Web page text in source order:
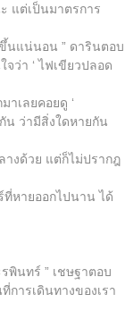
แต่เป็นมาตรการ
ขึ้นแน่นอน ” ดารินตอบ
ว่า ‘ ไฟเขียวปลอด
าเลยคอยดู ‘
น ว่ามีสิ่งใดหายกัน
างด้วย แต่ก็ไม่ปรากฎ
หายออกไปนาน ได้
พินทร์ ” เชษฐาตอบ
การเดินทางของเรา